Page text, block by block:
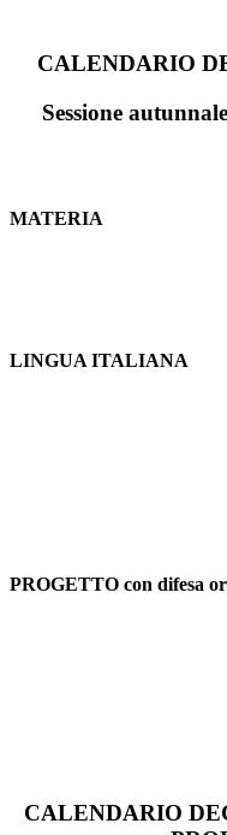
CALENDARIO
Sessione
MATERIA
LINGUA ITALIANA
PROGETTO con difesa
CALENDARIO